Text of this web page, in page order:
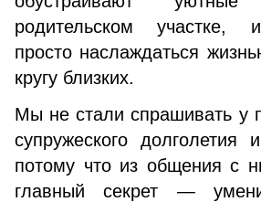
родительском участке,
просто наслаждаться
кругу близких.
Мы не стали спрашивать у
супружеского долголетия
потому что из общения с
главный секрет —